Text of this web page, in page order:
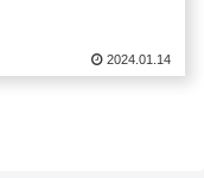
2024.01.14